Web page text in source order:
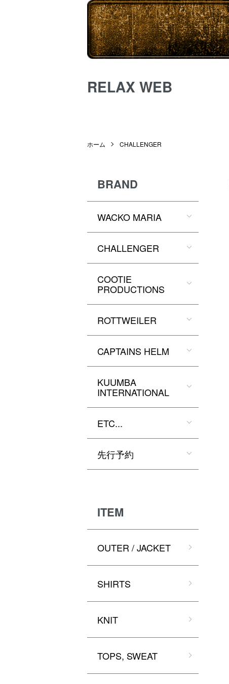
RELAX WEB
ホーム CHALLENGER
BRAND
WACKO MARIA
CHALLENGER
COOTIE
PRODUCTIONS
ROTTWEILER
CAPTAINS HELM
KUUMBA
INTERNATIONAL
ETC...
先行予約
ITEM
OUTER / JACKET
SHIRTS
KNIT
TOPS, SWEAT